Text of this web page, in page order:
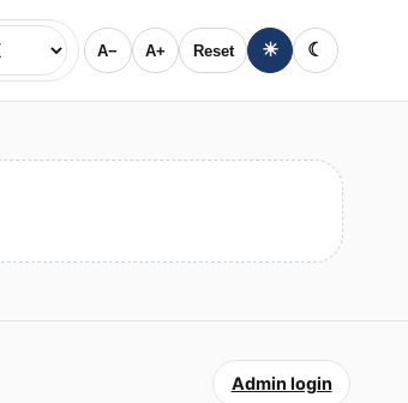
A− A+ Reset ☀ ☾
Admin login